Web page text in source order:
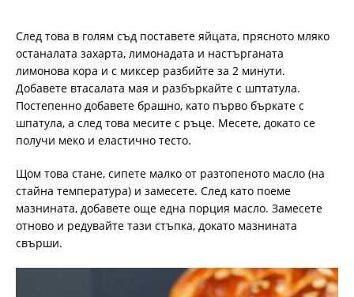
След това в голям съд поставете яйцата, прясното мляко
останалата захарта, лимонадата и настърганата
лимонова кора и с миксер разбийте за 2 минути.
Добавете втасалата мая и разбъркайте с шптатула.
Постепенно добавете брашно, като първо бъркате с
шпатула, а след това месите с ръце. Месете, докато се
получи меко и еластично тесто.
Щом това стане, сипете малко от разтопеното масло (на
стайна температура) и замесете. След като поеме
мазнината, добавете още една порция масло. Замесете
отново и редувайте тази стъпка, докато мазнината
свърши.